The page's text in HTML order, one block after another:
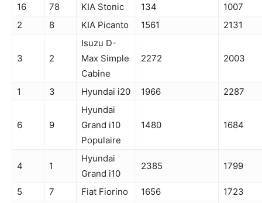
16 78 KIA Stonic 134
1007
2
8 KIA Picanto 1561 2131
3 2
Isuzu D-
Max Simple
Cabine
2272 2003
1 3 Hyundai i20 1966 2287
6 9
Hyundai
Grand i10
Populaire
1480 1684
4 1
Hyundai
Grand i10
2385 1799
5 7 Fiat Fiorino 1656 1723